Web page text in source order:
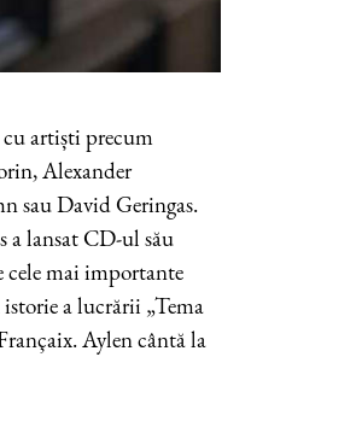
artiști precum
Alexander
sau David Geringas.
a lansat CD-ul său
mai importante
a lucrării „Tema
Aylen cântă la